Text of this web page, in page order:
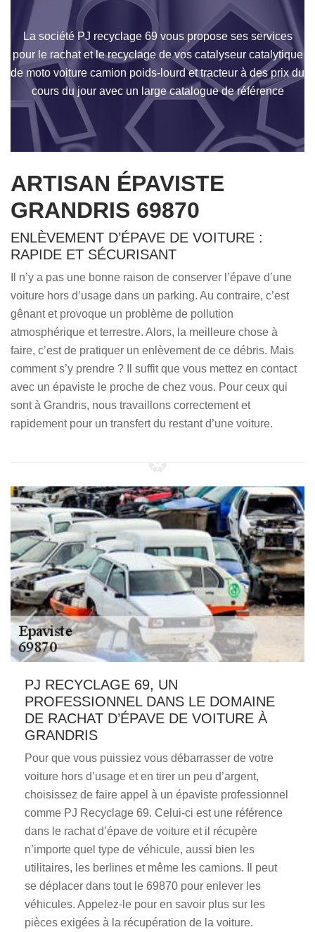
La société PJ recyclage 69 vous propose ses services
pour le rachat et le recyclage de vos catalyseur catalytique
de moto voiture camion poids-lourd et tracteur à des prix du
cours du jour avec un large catalogue de référence
ARTISAN ÉPAVISTE
GRANDRIS 69870
ENLÈVEMENT D’ÉPAVE DE VOITURE :
RAPIDE ET SÉCURISANT
Il n’y a pas une bonne raison de conserver l’épave d’une
voiture hors d’usage dans un parking. Au contraire, c’est
gênant et provoque un problème de pollution
atmosphérique et terrestre. Alors, la meilleure chose à
faire, c’est de pratiquer un enlèvement de ce débris. Mais
comment s’y prendre ? Il suffit que vous mettez en contact
avec un épaviste le proche de chez vous. Pour ceux qui
sont à Grandris, nous travaillons correctement et
rapidement pour un transfert du restant d’une voiture.
PJ RECYCLAGE 69, UN
PROFESSIONNEL DANS LE DOMAINE
DE RACHAT D’ÉPAVE DE VOITURE À
GRANDRIS
Pour que vous puissiez vous débarrasser de votre
voiture hors d’usage et en tirer un peu d’argent,
choisissez de faire appel à un épaviste professionnel
comme PJ Recyclage 69. Celui-ci est une référence
dans le rachat d’épave de voiture et il récupère
n’importe quel type de véhicule, aussi bien les
utilitaires, les berlines et même les camions. Il peut
se déplacer dans tout le 69870 pour enlever les
véhicules. Appelez-le pour en savoir plus sur les
pièces exigées à la récupération de la voiture.